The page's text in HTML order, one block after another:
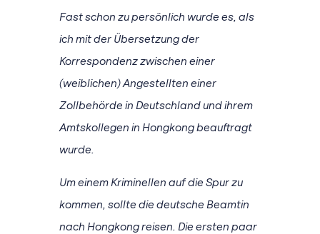
Fast schon zu persönlich wurde es, als
ich mit der Übersetzung der
Korrespondenz zwischen einer
(weiblichen) Angestellten einer
Zollbehörde in Deutschland und ihrem
Amtskollegen in Hongkong beauftragt
wurde.
Um einem Kriminellen auf die Spur zu
kommen, sollte die deutsche Beamtin
nach Hongkong reisen. Die ersten paar